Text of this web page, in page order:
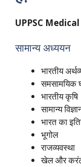
UPPSC
सामान्य अध्ययन
भारतीय
समसामयिक
भारतीय कृषि
सामान्य
भारत का
भूगोल
राजव्यवस्था
खेल और